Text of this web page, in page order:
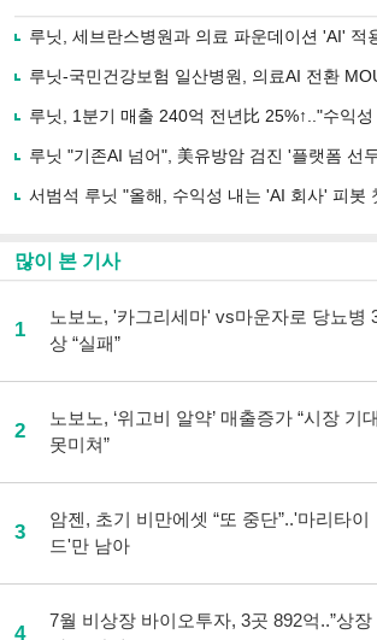
로
기
사
유
기
루닛, 세브란스병원과 의료 파운데이션 'AI' 적
루닛-국민건강보험 일산병원, 의료AI 전환
루닛, 1분기 매출 240억 전년比 25%↑.."수익
루닛 "기존AI 넘어", 美유방암 검진 '플랫폼 선
서범석 루닛 "올해, 수익성 내는 'AI 회사' 피봇
많이 본 기사
1
노보노, '카그리세마' vs마운자로 당뇨병
상 “실패”
2
노보노, ‘위고비 알약’ 매출증가 “시장 기대
못미쳐”
3
암젠, 초기 비만에셋 “또 중단”..'마리타이
드'만 남아
4
7월 비상장 바이오투자, 3곳 892억..”상장